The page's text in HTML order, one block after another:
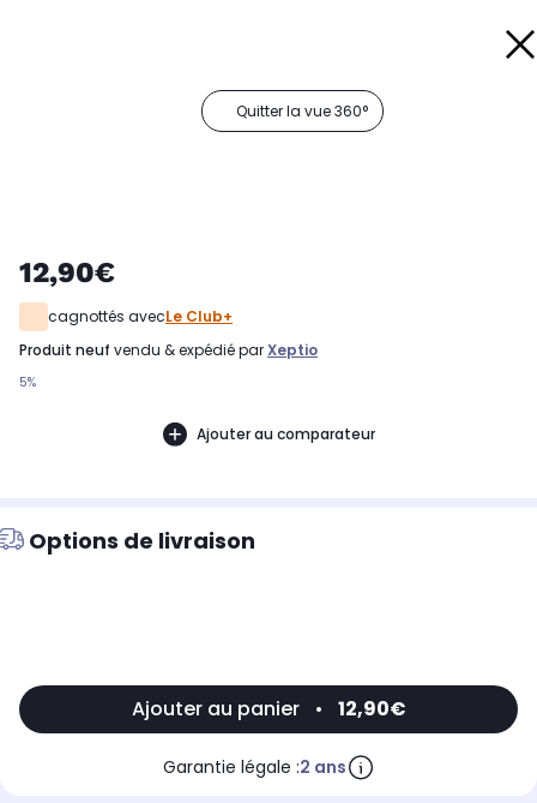
Quitter la vue 360°
12,90€
cagnottés avecLe Club+
produit neuf vendu & expédié parXeptio
5%
Ajouter au comparateur
Options de livraison
Ajouter au panier • 12,90€
Garantie légale :2 ans